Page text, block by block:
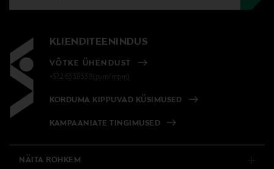
KLIENDITEENINDUS
VÕTKE ÜHENDUST
+372 6339539(pvm/mpm)
KORDUMA KIPPUVAD KÜSIMUSED
KAMPAANIATE TINGIMUSED
NÄITA ROHKEM